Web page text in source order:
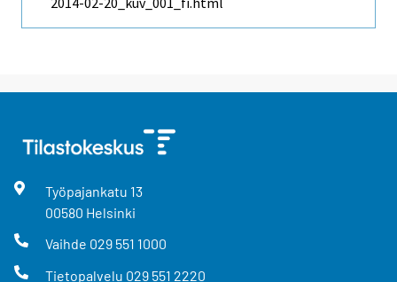
Työpajankatu 13
00580 Helsinki
Vaihde 029 551 1000
Tietopalvelu 029 551 2220